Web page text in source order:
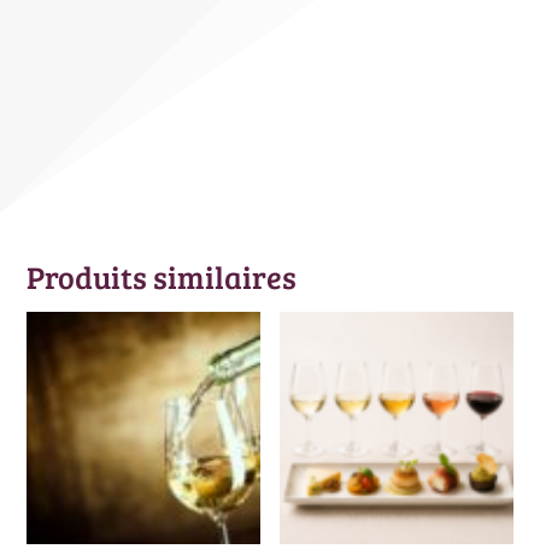
Produits similaires